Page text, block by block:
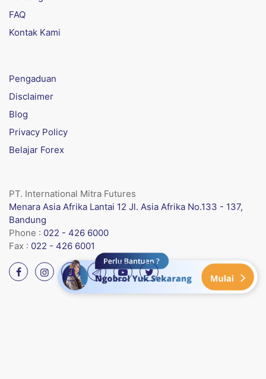
FAQ
Kontak Kami
Pengaduan
Disclaimer
Blog
Privacy Policy
Belajar Forex
PT. International Mitra Futures
Menara Asia Afrika Lantai 12 Jl. Asia Afrika No.133 - 137,
Bandung
Phone : 022 - 426 6000
Fax : 022 - 426 6001